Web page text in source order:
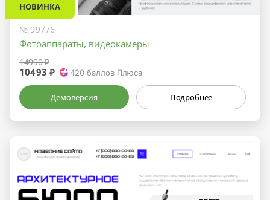
НОВИНКА
№ 99776
Фотоаппараты, видеокамеры
14990 ₽
10493 ₽ 420 баллов Плюса
Демоверсия Подробнее